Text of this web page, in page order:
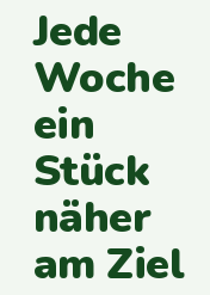
Jede
Woche
ein
Stück
näher
am Ziel